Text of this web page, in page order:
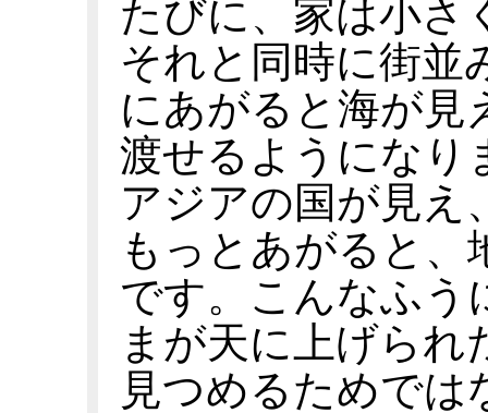
たびに、家は小さ
それと同時に街並
にあがると海が見
渡せるようになり
アジアの国が見え
もっとあがると、
です。こんなふう
まが天に上げられ
見つめるためで